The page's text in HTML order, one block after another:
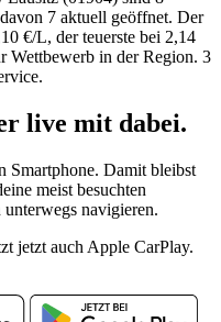
7 aktuell geöffnet. Der
€/L, der teuerste bei 2,14
Wettbewerb in der Region. 3
live mit dabei.
Smartphone. Damit bleibst
meist besuchten
navigieren.
jetzt auch Apple CarPlay.